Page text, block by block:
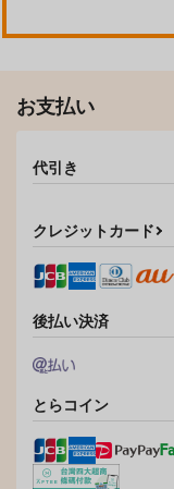
お支払い
代引き
クレジットカード
後払い決済
とらコイン